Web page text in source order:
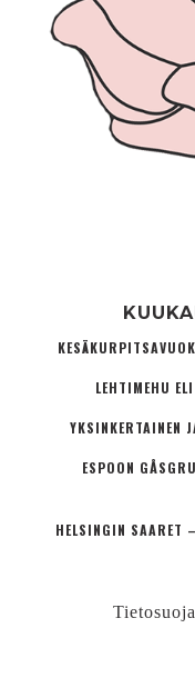
LEHTIMEHU
YKSINKERTAINEN
ESPOON
HELSINGIN SAARET